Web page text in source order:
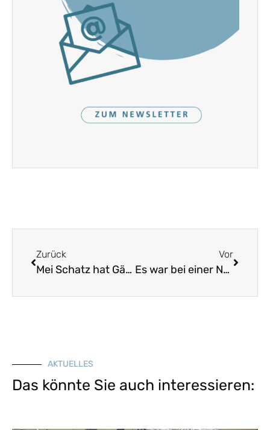
Zurück
Mei Schatz hat Gäns austriebn
Vor
Es war bei einer Nacht
AKTUELLES
Das könnte Sie auch interessieren: